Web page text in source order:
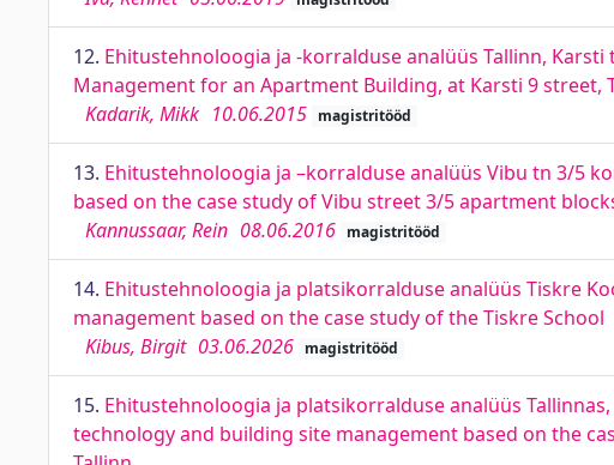
12. Ehitustehnoloogia ja -korralduse analüüs Tallinn,
Management for an Apartment Building, at Karsti 9 street,
Kadarik, Mikk 10.06.2015 magistritööd
13. Ehitustehnoloogia ja –korralduse analüüs Vibu tn 3/5
based on the case study of Vibu street 3/5 apartment
Kannussaar, Rein 08.06.2016 magistritööd
14. Ehitustehnoloogia ja platsikorralduse analüüs Tiskre
management based on the case study of the Tiskre School
Kibus, Birgit 03.06.2026 magistritööd
15. Ehitustehnoloogia ja platsikorralduse analüüs
technology and building site management based on the